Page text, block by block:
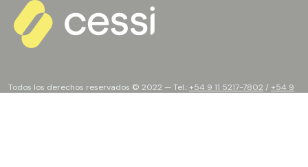
Todos los derechos reservados © 2022 — Tel.:+54 9 11 5217-7802 / +54 9